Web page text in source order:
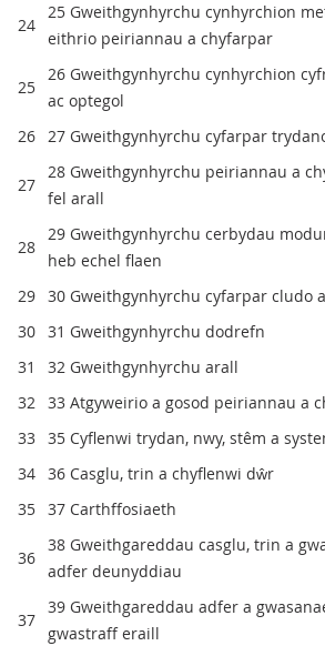
24
25 Gweithgynhyrchu cynhyrchion
eithrio peiriannau a chyfarpar
25
26 Gweithgynhyrchu cynhyrchion
ac optegol
26 27 Gweithgynhyrchu cyfarpar
27
28 Gweithgynhyrchu peiriannau a
fel arall
28
29 Gweithgynhyrchu cerbydau
heb echel flaen
29 30 Gweithgynhyrchu cyfarpar cludo
30 31 Gweithgynhyrchu dodrefn
31
32 Gweithgynhyrchu arall
32 33 Atgyweirio a gosod peiriannau a
33 35 Cyflenwi trydan, nwy, stêm a
34 36 Casglu, trin a chyflenwi dŵr
35 37 Carthffosiaeth
36
38 Gweithgareddau casglu, trin a
adfer deunyddiau
37
39 Gweithgareddau adfer a
gwastraff eraill